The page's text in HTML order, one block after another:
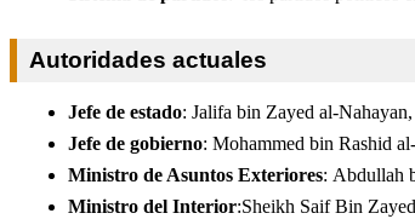
Autoridades actuales
Jefe de estado: Jalifa bin Zayed al-
Jefe de gobierno: Mohammed bin Rashid
Ministro de Asuntos Exteriores: Abdullah
Ministro del Interior:Sheikh Saif Bin